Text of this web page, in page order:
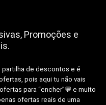
Promoções e
partilha de descontos e é
pois aqui tu não vais
para “encher”💬 e muito
ofertas reais de uma